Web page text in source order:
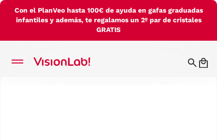
Con el PlanVeo hasta 100€ de ayuda en gafas graduadas
infantiles y además, te regalamos un 2º par de cristales
GRATIS